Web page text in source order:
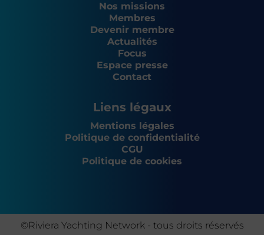
Nos missions
Membres
Devenir membre
Actualités
Focus
Espace presse
Contact
Liens légaux
Mentions légales
Politique de confidentialité
CGU
Politique de cookies
©Riviera Yachting Network - tous droits réservés